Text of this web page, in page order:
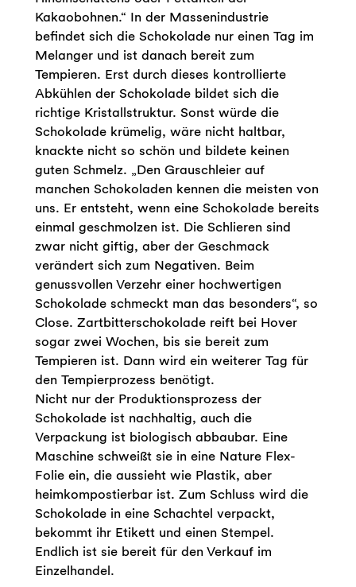
Kakaobohnen.“ In der Massenindustrie
befindet sich die Schokolade nur einen Tag im
Melanger und ist danach bereit zum
Tempieren. Erst durch dieses kontrollierte
Abkühlen der Schokolade bildet sich die
richtige Kristallstruktur. Sonst würde die
Schokolade krümelig, wäre nicht haltbar,
knackte nicht so schön und bildete keinen
guten Schmelz. „Den Grauschleier auf
manchen Schokoladen kennen die meisten von
uns. Er entsteht, wenn eine Schokolade bereits
einmal geschmolzen ist. Die Schlieren sind
zwar nicht giftig, aber der Geschmack
verändert sich zum Negativen. Beim
genussvollen Verzehr einer hochwertigen
Schokolade schmeckt man das besonders“, so
Close. Zartbitterschokolade reift bei Hover
sogar zwei Wochen, bis sie bereit zum
Tempieren ist. Dann wird ein weiterer Tag für
den Tempierprozess benötigt.
Nicht nur der Produktionsprozess der
Schokolade ist nachhaltig, auch die
Verpackung ist biologisch abbaubar. Eine
Maschine schweißt sie in eine Nature Flex-
Folie ein, die aussieht wie Plastik, aber
heimkompostierbar ist. Zum Schluss wird die
Schokolade in eine Schachtel verpackt,
bekommt ihr Etikett und einen Stempel.
Endlich ist sie bereit für den Verkauf im
Einzelhandel.